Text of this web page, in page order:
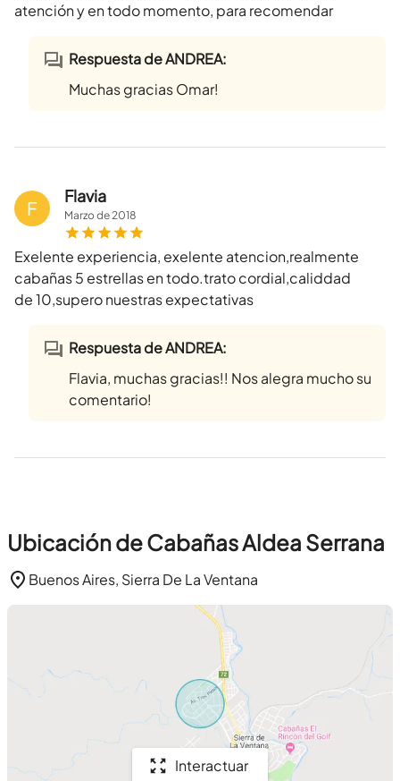
atención y en todo momento, para recomendar
Respuesta de ANDREA:
Muchas gracias Omar!
F
Flavia
Marzode2018
Exelente experiencia, exelente atencion,realmente
cabañas 5 estrellas en todo.trato cordial,caliddad
de 10,supero nuestras expectativas
Respuesta de ANDREA:
Flavia, muchas gracias!! Nos alegra mucho su
comentario!
Ubicación de Cabañas Aldea Serrana
Buenos Aires, Sierra De La Ventana
Interactuar